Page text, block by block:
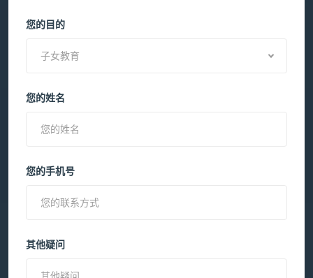
您的目的
子女教育
您的姓名
您的手机号
其他疑问